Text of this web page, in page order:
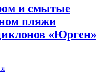
и смытые
пляжи
«Юрген»